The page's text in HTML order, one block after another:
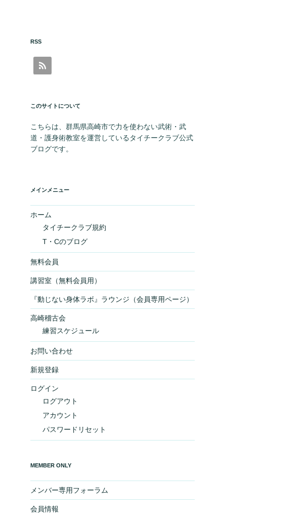
RSS
このサイトについて
こちらは、群馬県高崎市で力を使わない武術・武
道・護身術教室を運営しているタイチークラブ公式
ブログです。
メインメニュー
ホーム
タイチークラブ規約
T・Cのブログ
無料会員
講習室（無料会員用）
『動じない身体ラボ』ラウンジ（会員専用ページ）
高崎稽古会
練習スケジュール
お問い合わせ
新規登録
ログイン
ログアウト
アカウント
パスワードリセット
MEMBER ONLY
メンバー専用フォーラム
会員情報